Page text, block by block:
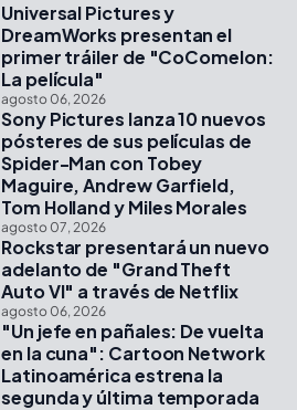
Universal Pictures y
DreamWorks presentan el
primer tráiler de "CoComelon:
La película"
agosto 06, 2026
Sony Pictures lanza 10 nuevos
pósteres de sus películas de
Spider-Man con Tobey
Maguire, Andrew Garfield,
Tom Holland y Miles Morales
agosto 07, 2026
Rockstar presentará un nuevo
adelanto de "Grand Theft
Auto VI" a través de Netflix
agosto 06, 2026
"Un jefe en pañales: De vuelta
en la cuna": Cartoon Network
Latinoamérica estrena la
segunda y última temporada